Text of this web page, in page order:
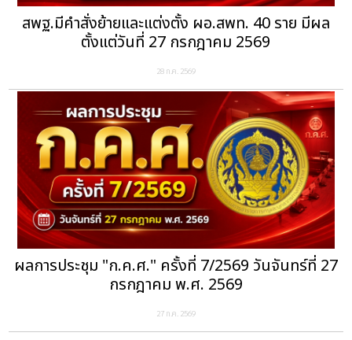
สพฐ.มีคำสั่งย้ายและแต่งตั้ง ผอ.สพท. 40 ราย มีผล
ตั้งแต่วันที่ 27 กรกฎาคม 2569
28 ก.ค. 2569
ผลการประชุม "ก.ค.ศ." ครั้งที่ 7/2569 วันจันทร์ที่ 27
กรกฎาคม พ.ศ. 2569
27 ก.ค. 2569